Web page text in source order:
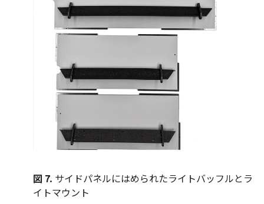
図 7. サイドパネルにはめられたライトバッフルとラ
イトマウント